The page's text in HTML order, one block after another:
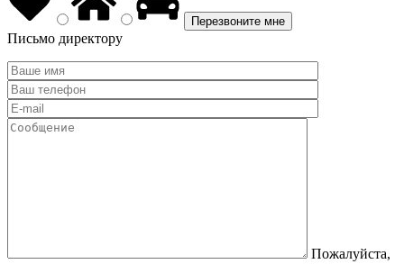
Письмо директору
Пожалуйста,